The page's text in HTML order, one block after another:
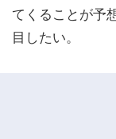
てくることが予
目したい。